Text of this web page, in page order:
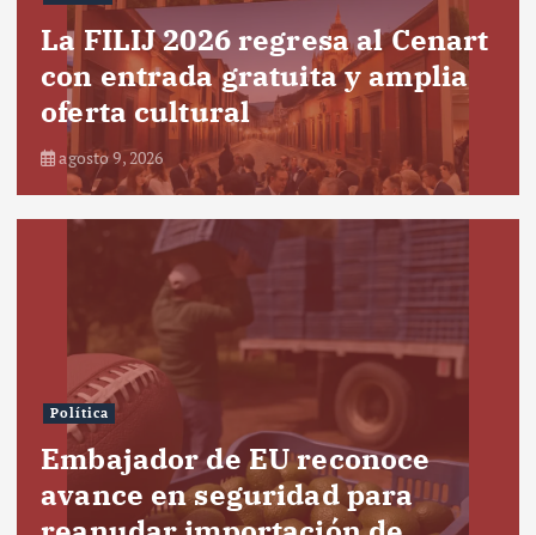
La FILIJ 2026 regresa al Cenart
con entrada gratuita y amplia
oferta cultural
agosto 9, 2026
Política
Embajador de EU reconoce
avance en seguridad para